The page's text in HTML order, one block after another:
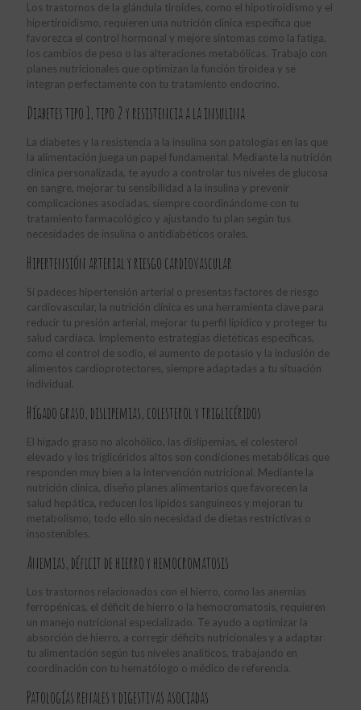
Los trastornos de la glándula tiroides, como el hipotiroidismo y el
hipertiroidismo, requieren una nutrición clínica específica que
favorezca el control hormonal y mejore síntomas como la fatiga,
los cambios de peso o las alteraciones metabólicas. Trabajo con
planes nutricionales que optimizan la función tiroidea y se
integran perfectamente con tu tratamiento endocrino.
Diabetes tipo 1, tipo 2 y resistencia a la insulina
La diabetes y la resistencia a la insulina son patologías en las que
la alimentación juega un papel fundamental. Mediante la nutrición
clínica personalizada, te ayudo a controlar tus niveles de glucosa
en sangre, mejorar tu sensibilidad a la insulina y prevenir
complicaciones asociadas, siempre coordinándome con tu
tratamiento farmacológico y ajustando tu plan según tus
necesidades de insulina o antidiabéticos orales.
Hipertensión arterial y riesgo cardiovascular
Si padeces hipertensión arterial o presentas factores de riesgo
cardiovascular, la nutrición clínica es una herramienta clave para
reducir tu presión arterial, mejorar tu perfil lipídico y proteger tu
salud cardíaca. Implemento estrategias dietéticas específicas,
como el control de sodio, el aumento de potasio y la inclusión de
alimentos cardioprotectores, siempre adaptadas a tu situación
individual.
Hígado graso, dislipemias, colesterol y triglicéridos
El hígado graso no alcohólico, las dislipemias, el colesterol
elevado y los triglicéridos altos son condiciones metabólicas que
responden muy bien a la intervención nutricional. Mediante la
nutrición clínica, diseño planes alimentarios que favorecen la
salud hepática, reducen los lípidos sanguíneos y mejoran tu
metabolismo, todo ello sin necesidad de dietas restrictivas o
insostenibles.
Anemias, déficit de hierro y hemocromatosis
Los trastornos relacionados con el hierro, como las anemias
ferropénicas, el déficit de hierro o la hemocromatosis, requieren
un manejo nutricional especializado. Te ayudo a optimizar la
absorción de hierro, a corregir déficits nutricionales y a adaptar
tu alimentación según tus niveles analíticos, trabajando en
coordinación con tu hematólogo o médico de referencia.
Patologías renales y digestivas asociadas